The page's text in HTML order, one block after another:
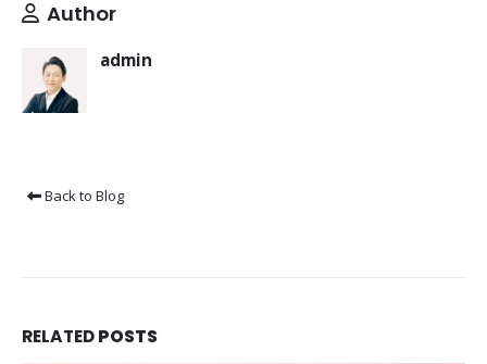
Author
admin
Back to Blog
RELATEDPOSTS